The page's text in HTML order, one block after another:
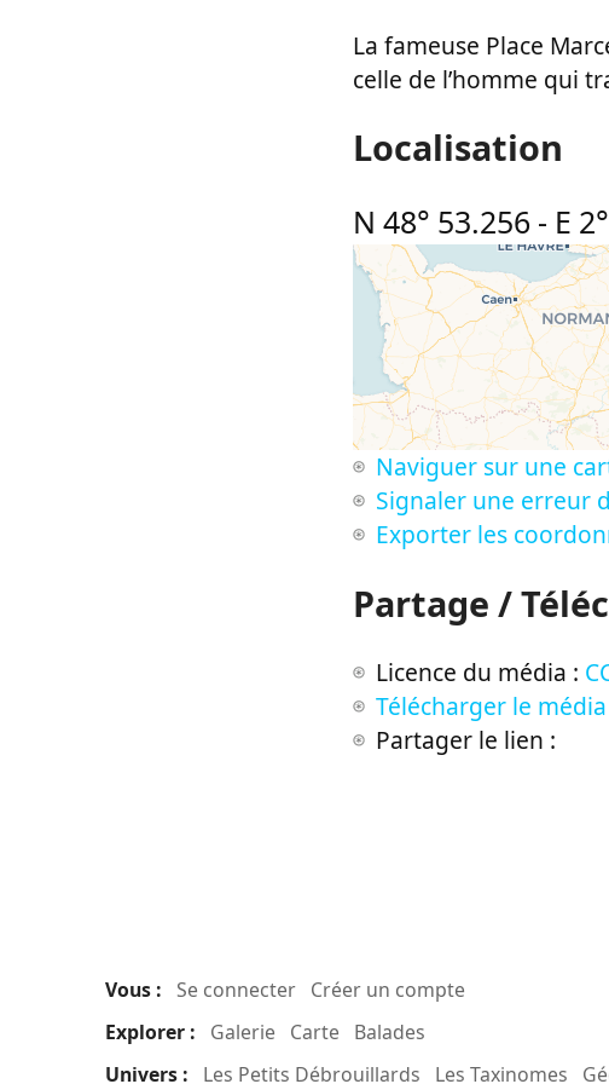
La fameuse Place
celle de l’homme qui
Localisation
N 48° 53.256 - E
Naviguer sur une
Signaler une erreur
Exporter les
Partage /
Licence du média :
Télécharger le média
Partager le lien :
Vous : Se connecter Créer un compte
Explorer :
Galerie Carte
Balades
Univers :
Les Petits Débrouillards Les Taxinomes